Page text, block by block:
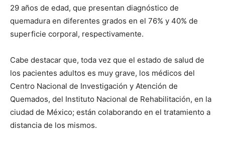
29 años de edad, que presentan diagnóstico de
quemadura en diferentes grados en el 76% y 40% de
superficie corporal, respectivamente.
Cabe destacar que, toda vez que el estado de salud de
los pacientes adultos es muy grave, los médicos del
Centro Nacional de Investigación y Atención de
Quemados, del Instituto Nacional de Rehabilitación, en la
ciudad de México; están colaborando en el tratamiento a
distancia de los mismos.